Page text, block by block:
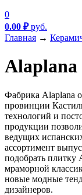
0
0.00 ₽руб.
Главная →
Alaplana
Фабрика Alaplana
провинции
технологий и
продукции
ведущих
ассортимент
подобрать плитку
мраморной
новые модные
дизайнеров.